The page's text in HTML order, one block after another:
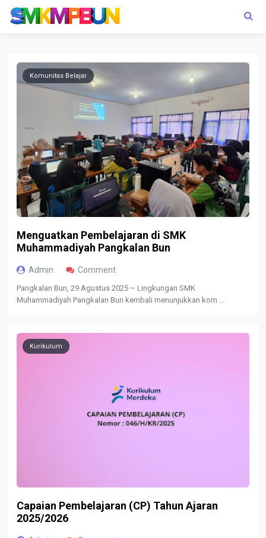
Komunitas Belajar
Menguatkan Pembelajaran di SMK
Muhammadiyah Pangkalan Bun
Admin Comment
Pangkalan Bun, 29 Agustus 2025 – Lingkungan SMK
Muhammadiyah Pangkalan Bun kembali menunjukkan kom ...
Kurikulum
Capaian Pembelajaran (CP) Tahun Ajaran
2025/2026